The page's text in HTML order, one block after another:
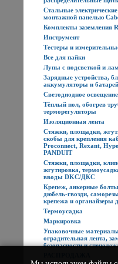
Стальные
монтажной панелью
Комплекты заземления
Инструмент
Тестеры и
Все для пайки
Лупы с подсветкой и
Зарядные устройства,
аккумуляторы и
Светодиодное освещение
Тёплый пол, обогрев
терморегуляторы
Изоляционная лента
Стяжки, площадки,
скобы для крепления
Proconnect, Rexant,
PANDUIT
Стяжки, площадки,
жгутировка,
вводы DKC/ДКС
Крепеж, анкерные
дюбель-гвозди,
крепежа и органайзеры
Термоусадка
Маркировка
Упаковочные
оградительная лента,
безопасности и